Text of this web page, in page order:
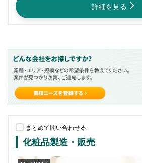
詳細を見る
まとめて問い合わせる
化粧品製造・販売